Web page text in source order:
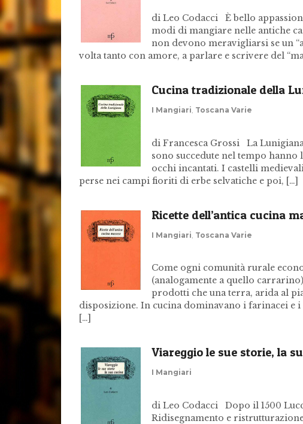
di Leo Codacci È bello
modi di mangiare nelle antiche
non devono meravigliarsi se un
volta tanto con amore, a parlare e scrivere del
Cucina tradizionale della
I Mangiari, Toscana Varie
di Francesca Grossi La
sono succedute nel tempo
occhi incantati. I castelli
perse nei campi fioriti di erbe selvatiche e poi, […]
Ricette dell’antica cucina
I Mangiari Toscana Varie
Come ogni comunità rurale
(analogamente a quello
prodotti che una terra, arida al
disposizione. In cucina dominavano i farinacei e
[…]
Viareggio le sue storie, la
I Mangiari
di Leo Codacci Dopo il 1500
Ridisegnamento e